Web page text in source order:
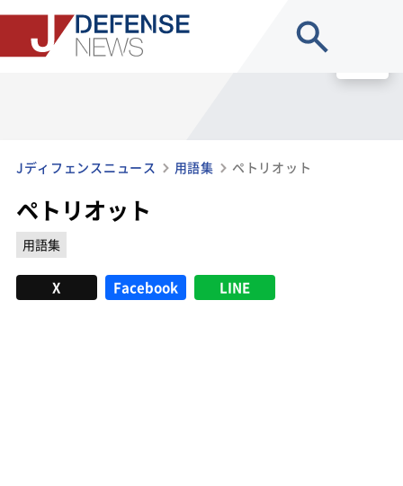
Jディフェンスニュース 用語集 ペトリオット
ペトリオット
用語集
X Facebook LINE